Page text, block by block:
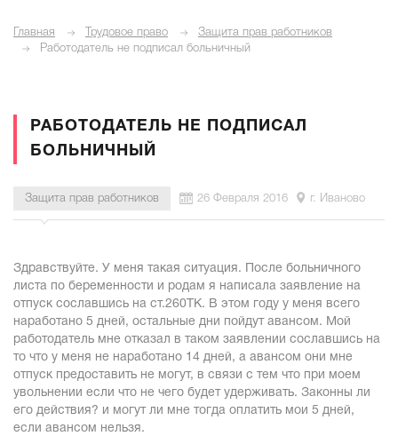
Главная Трудовое право
Защита прав работников
Работодатель не подписал больничный
РАБОТОДАТЕЛЬ НЕ ПОДПИСАЛ
БОЛЬНИЧНЫЙ
Защита прав работников 26 Февраля 2016 г. Иваново
Здравствуйте. У меня такая ситуация. После больничного
листа по беременности и родам я написала заявление на
отпуск сославшись на ст.260ТК. В этом году у меня всего
наработано 5 дней, остальные дни пойдут авансом. Мой
работодатель мне отказал в таком заявлении сославшись на
то что у меня не наработано 14 дней, а авансом они мне
отпуск предоставить не могут, в связи с тем что при моем
увольнении если что не чего будет удерживать. Законны ли
его действия? и могут ли мне тогда оплатить мои 5 дней,
если авансом нельзя.